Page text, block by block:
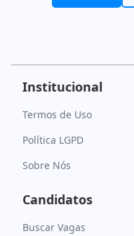
Institucional
Termos de Uso
Política LGPD
Sobre Nós
Candidatos
Buscar Vagas